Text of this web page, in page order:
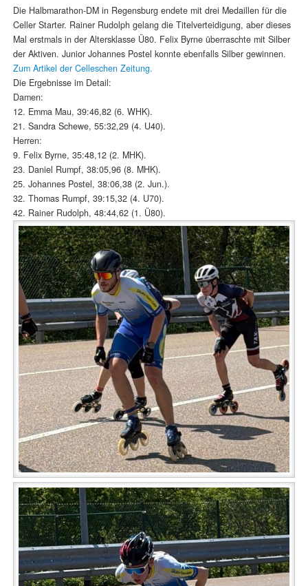
Die Halbmarathon-DM in Regensburg endete mit drei Medaillen für die
Celler Starter. Rainer Rudolph gelang die Titelverteidigung, aber dieses
Mal erstmals in der Altersklasse Ü80. Felix Byrne überraschte mit Silber
der Aktiven. Junior Johannes Postel konnte ebenfalls Silber gewinnen.
Zum Artikel der Celleschen Zeitung.
Die Ergebnisse im Detail:
Damen:
12. Emma Mau, 39:46,82 (6. WHK).
21. Sandra Schewe, 55:32,29 (4. U40).
Herren:
9. Felix Byrne, 35:48,12 (2. MHK).
23. Daniel Rumpf, 38:05,96 (8. MHK).
25. Johannes Postel, 38:06,38 (2. Jun.).
32. Thomas Rumpf, 39:15,32 (4. U70).
42. Rainer Rudolph, 48:44,62 (1. Ü80).